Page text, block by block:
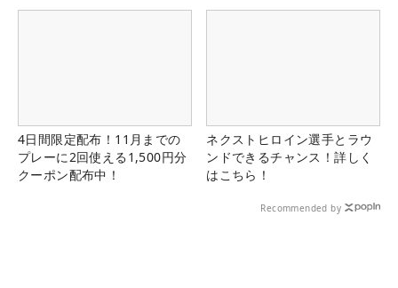
4日間限定配布！11月までの
プレーに2回使える1,500円分
クーポン配布中！
ネクストヒロイン選手とラウ
ンドできるチャンス！詳しく
はこちら！
Recommended by